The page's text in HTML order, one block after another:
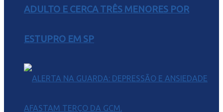
ADULTO E CERCA TRÊS MENORES POR
ESTUPRO EM SP